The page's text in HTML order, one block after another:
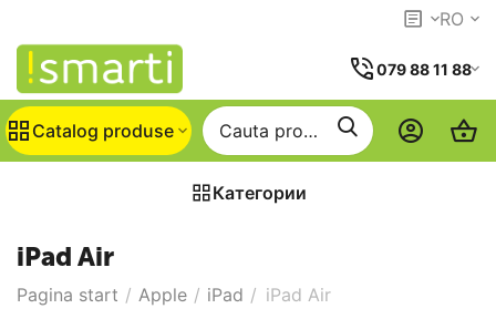
RO
079 88 11 88
Catalog produse
Категории
iPad Air
Pagina start / Apple / iPad / iPad Air